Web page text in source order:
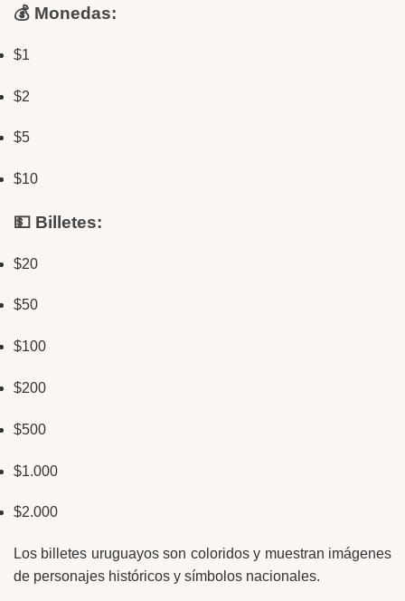
💰 Monedas:
$1
$2
$5
$10
💵 Billetes:
$20
$50
$100
$200
$500
$1.000
$2.000
Los billetes uruguayos son coloridos y muestran imágenes
de personajes históricos y símbolos nacionales.